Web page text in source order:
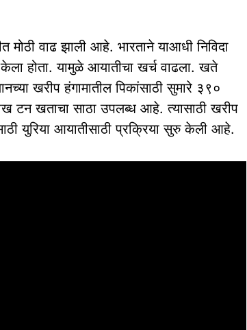
मोठी वाढ झाली आहे. भारताने याआधी निविदा
होता. यामुळे आयातीचा खर्च वाढला. खते
खरीप हंगामातील पिकांसाठी सुमारे ३९०
टन खताचा साठा उपलब्ध आहे. त्यासाठी खरीप
युरिया आयातीसाठी प्रक्रिया सुरु केली आहे.